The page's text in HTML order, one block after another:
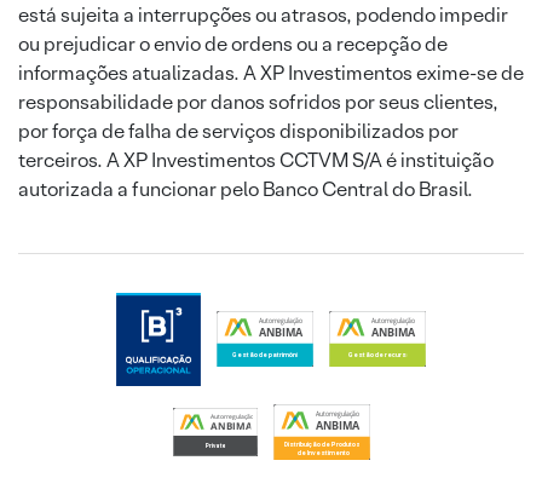
está sujeita a interrupções ou atrasos, podendo impedir
ou prejudicar o envio de ordens ou a recepção de
informações atualizadas. A XP Investimentos exime-se de
responsabilidade por danos sofridos por seus clientes,
por força de falha de serviços disponibilizados por
terceiros. A XP Investimentos CCTVM S/A é instituição
autorizada a funcionar pelo Banco Central do Brasil.